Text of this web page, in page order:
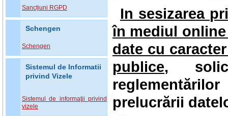
Sancțiuni RGPD
Schengen
Schengen
Sistemul de Informatii
privind Vizele
Sistemul de informaţii privind
vizele
In sesizarea
în mediul
date cu
publice,
prelucrării